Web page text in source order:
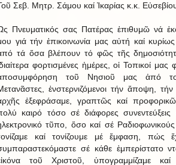
Σεβ. Μητρ. Σάμου καί Ἰκαρίας κ.κ.
Πνευματικός σας Πατέρας ἐπιθυμῶ νά
γιά τήν ἐπικοινωνία μας αὐτή καί
τά ὅσα βλέπουν τό φῶς τῆς
φορτισμένες ἡμέρες, οἱ Τοπικοί μας
τοῦ Νησιοῦ μας ἀπό
ἐνστερνιζόμενοι τήν ἄποψη,
ἐξεφράσαμε, γραπτῶς καί
καιρό τόσο σέ διάφορες
τῦπο, ὅσο καί σέ
καί τονίζουμε μέ ἔμφαση, πώς
σέ κάθε ἐμπερίστατο
τοῦ Χριστοῦ, ὑπογραμμίζαμε καί